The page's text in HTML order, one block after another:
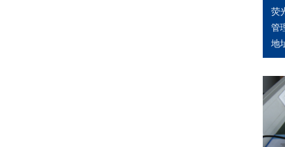
荧
管
地